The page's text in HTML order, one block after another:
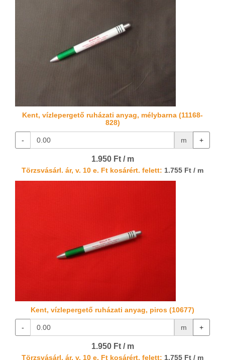
Kent, vízlepergető ruházati anyag, mélybarna (11168-
828)
- m +
1.950 Ft / m
Törzsvásárl. ár, v. 10 e. Ft kosárért. felett: 1.755 Ft / m
Kent, vízlepergető ruházati anyag, piros (10677)
- m +
1.950 Ft / m
Törzsvásárl. ár, v. 10 e. Ft kosárért. felett: 1.755 Ft / m